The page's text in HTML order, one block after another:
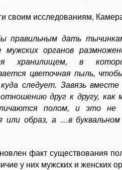
своим исследованиям,
правильным дать
мужских органов
хранилищем, в
цветочная пыль,
следует. Завязь
друг к другу,
полом, и это не
или образ, а …в
факт существования
у них мужских и женских